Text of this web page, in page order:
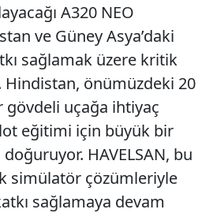
A320 NEO
ve Güney Asya’daki
sağlamak üzere kritik
Hindistan, önümüzdeki 20
gövdeli uçağa ihtiyaç
eğitimi için büyük bir
HAVELSAN, bu
simülatör çözümleriyle
sağlamaya devam